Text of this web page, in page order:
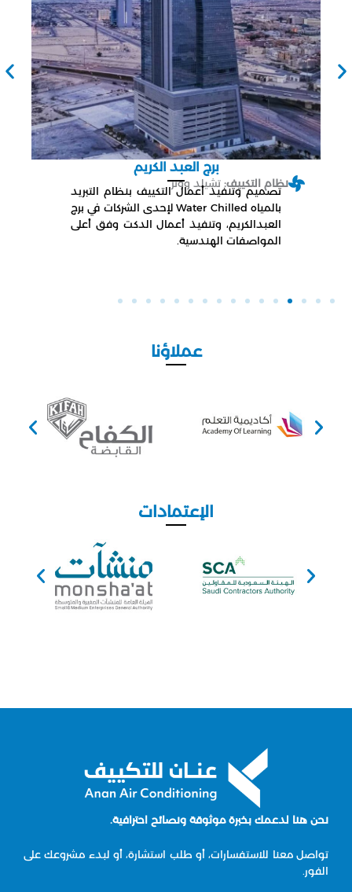
برج العبد الكريم
نظام التكييف:تشيلد ووتر
تصميم وتنفيذ أعمال التكييف بنظام التبريد
بالمياه Water Chilled لإحدى الشركات في برج
العبدالكريم، وتنفيذ أعمال الدكت وفق أعلى
المواصفات الهندسية.
عملاؤنا
الإعتمادات
هنا لدعمك بخبرة موثوقة ونصائح احترافية.
معنا للاستفسارات، أو طلب استشارة، أو لبدء مشروعك على